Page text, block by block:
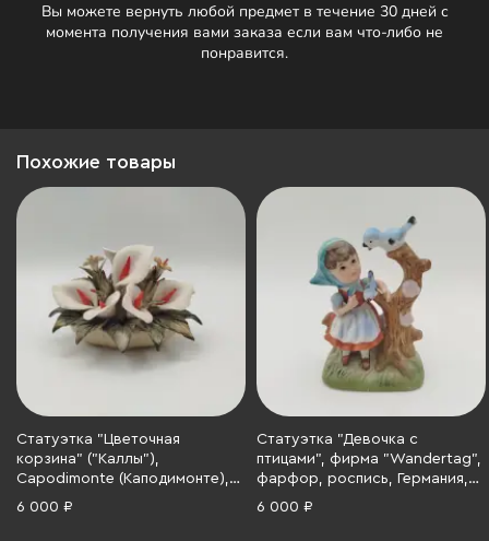
Вы можете вернуть любой предмет в течение 30 дней с
момента получения вами заказа если вам что-либо не
понравится.
Похожие товары
Статуэтка "Цветочная
корзина" ("Каллы"),
Capodimonte (Каподимонте),
фарфор, роспись, Италия,
6 000 ₽
Статуэтка "Девочка с
птицами", фирма "Wandertag",
фарфор, роспись, Германия,
1981 г.
6 000 ₽